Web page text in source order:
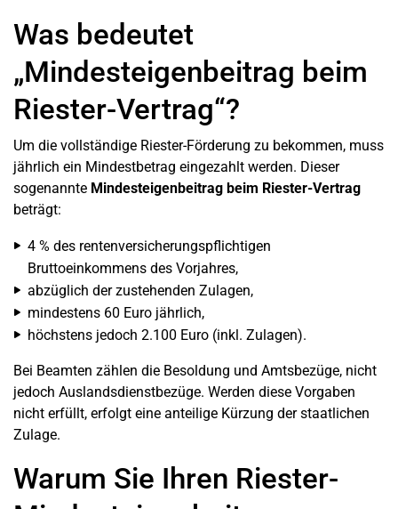
Was bedeutet
„Mindesteigenbeitrag beim
Riester-Vertrag“?
Um die vollständige Riester-Förderung zu bekommen, muss
jährlich ein Mindestbetrag eingezahlt werden. Dieser
sogenannte Mindesteigenbeitrag beim Riester-Vertrag
beträgt:
4 % des rentenversicherungspflichtigen
Bruttoeinkommens des Vorjahres,
abzüglich der zustehenden Zulagen,
mindestens 60 Euro jährlich,
höchstens jedoch 2.100 Euro (inkl. Zulagen).
Bei Beamten zählen die Besoldung und Amtsbezüge, nicht
jedoch Auslandsdienstbezüge. Werden diese Vorgaben
nicht erfüllt, erfolgt eine anteilige Kürzung der staatlichen
Zulage.
Warum Sie Ihren Riester-